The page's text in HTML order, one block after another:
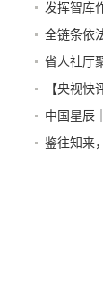
发挥智库
全链条依
省人社厅
改革
【央视
中国星辰
的回信
鉴往知来